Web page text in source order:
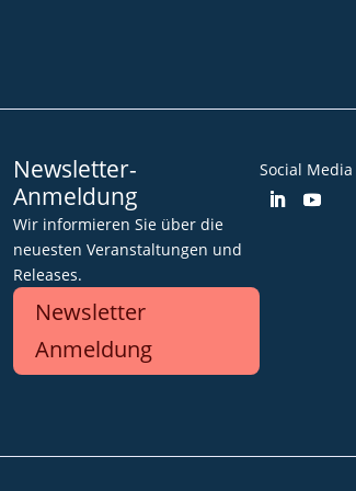
Newsletter-
Anmeldung
Wir informieren Sie über die
neuesten Veranstaltungen und
Releases.
Newsletter
Anmeldung
Social Media